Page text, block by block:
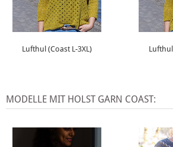
Lufthul (Coast L-3XL)
MODELLE MIT HOLST GARN COAST: